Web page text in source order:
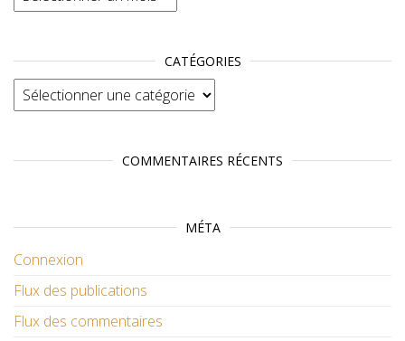
CATÉGORIES
Catégories
COMMENTAIRES RÉCENTS
MÉTA
Connexion
Flux des publications
Flux des commentaires